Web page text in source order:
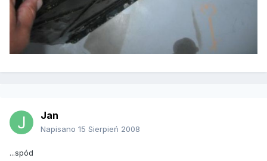
Jan
Napisano 15 Sierpień 2008
...spód